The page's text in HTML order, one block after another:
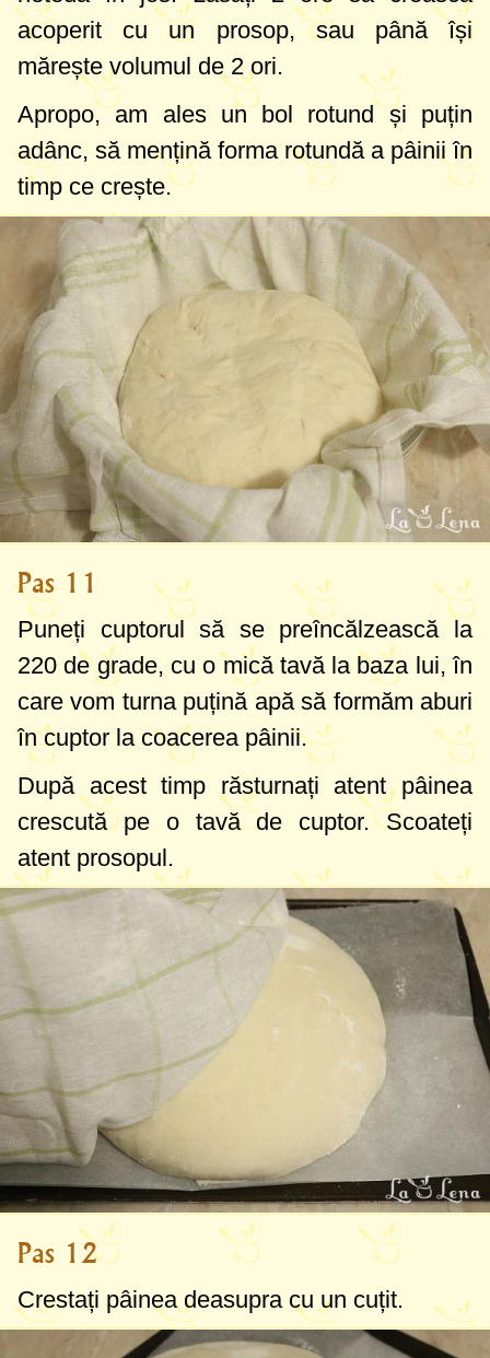
acoperit cu un prosop, sau până își
mărește volumul de 2 ori.
Apropo, am ales un bol rotund și puțin
adânc, să mențină forma rotundă a pâinii în
timp ce crește.
Pas 11
Puneți cuptorul să se preîncălzească la
220 de grade, cu o mică tavă la baza lui, în
care vom turna puțină apă să formăm aburi
în cuptor la coacerea pâinii.
După acest timp răsturnați atent pâinea
crescută pe o tavă de cuptor. Scoateți
atent prosopul.
Pas 12
Crestați pâinea deasupra cu un cuțit.